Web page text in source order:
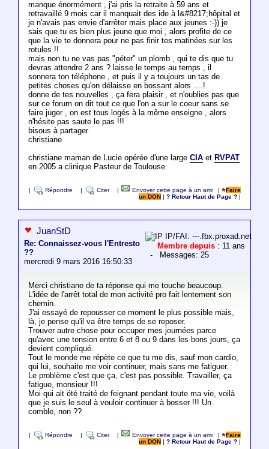
manque énormément , j'ai pris la retraite à 59 ans et
retravaillé 9 mois car il manquait des ide à l&#8217;hôpital et
je n'avais pas envie d'arrêter mais place aux jeunes :-)) je
sais que tu es bien plus jeune que moi , alors profite de ce
que la vie te donnera pour ne pas finir tes matinées sur les
rotules !!
mais non tu ne vas pas "péter" un plomb , qui te dis que tu
devras attendre 2 ans ? laisse le temps au temps , il
sonnera ton téléphone , et puis il y a toujours un tas de
petites choses qu'on délaisse en bossant alors ....!
donne de tes nouvelles , ça fera plaisir , et n'oublies pas que
sur ce forum on dit tout ce que l'on a sur le coeur sans se
faire juger , on est tous logés à la même enseigne , alors
n'hésite pas saute le pas !!!
bisous à partager
christiane
christiane maman de Lucie opérée d'une large CIAet RVPAT
en 2005 a clinique Pasteur de Toulouse
Répondre Citer Envoyer cette page à un ami |
Faire
un DON
|? Retour Haut de Page ?
JuanStD
Re: Connaissez-vous l'Entresto
??
mercredi 9 mars 2016 16:50:33
IP/FAI: ---.fbx.proxad.net
Membre depuis : 11 ans
- Messages: 25
Merci christiane de ta réponse qui me touche beaucoup.
L'idée de l'arrêt total de mon activité pro fait lentement son
chemin.
J'ai essayé de repousser ce moment le plus possible mais,
là, je pense qu'il va être temps de se reposer.
Trouver autre chose pour occuper mes journées parce
qu'avec une tension entre 6 et 8 ou 9 dans les bons jours, ça
devient compliqué.
Tout le monde me répète ce que tu me dis, sauf mon cardio,
qui lui, souhaite me voir continuer, mais sans me fatiguer.
Le problème c'est que ça, c'est pas possible. Travailler, ça
fatigue, monsieur !!!
Moi qui ait été traité de feignant pendant toute ma vie, voilà
que je suis le seul à vouloir continuer à bosser !!! Un
comble, non ??
Répondre Citer Envoyer cette page à un ami |
Faire
un DON
|? Retour Haut de Page ?